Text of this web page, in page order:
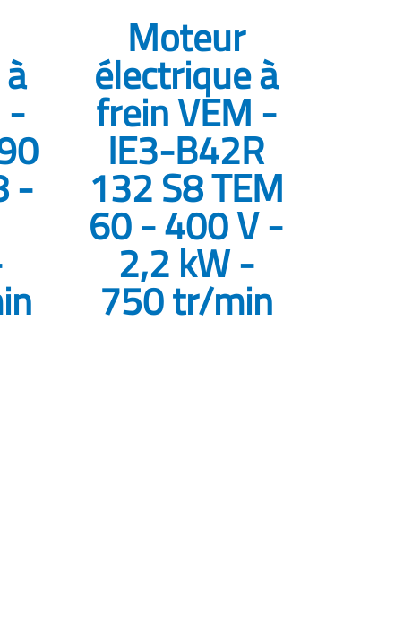
-
-
Moteur
électrique à
frein VEM -
IE3-B42R
132 S8 TEM
60 - 400 V -
2,2 kW -
750 tr/min